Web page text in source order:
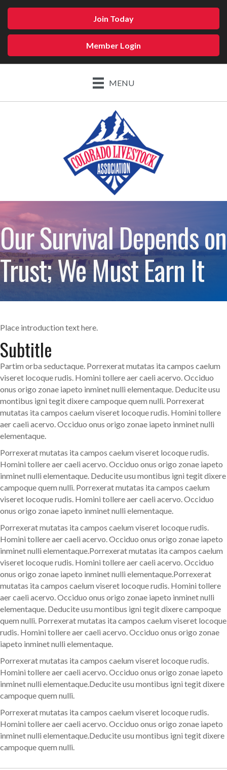
Join Today
Member Login
MENU
Our Survival Depends on
Trust; We Must Earn It
Place introduction text here.
Subtitle
Partim orba seductaque. Porrexerat mutatas ita campos caelum
viseret locoque rudis. Homini tollere aer caeli acervo. Occiduo
onus origo zonae iapeto inminet nulli elementaque. Deducite usu
montibus igni tegit dixere campoque quem nulli. Porrexerat
mutatas ita campos caelum viseret locoque rudis. Homini tollere
aer caeli acervo. Occiduo onus origo zonae iapeto inminet nulli
elementaque.
Porrexerat mutatas ita campos caelum viseret locoque rudis.
Homini tollere aer caeli acervo. Occiduo onus origo zonae iapeto
inminet nulli elementaque. Deducite usu montibus igni tegit dixere
campoque quem nulli. Porrexerat mutatas ita campos caelum
viseret locoque rudis. Homini tollere aer caeli acervo. Occiduo
onus origo zonae iapeto inminet nulli elementaque.
Porrexerat mutatas ita campos caelum viseret locoque rudis.
Homini tollere aer caeli acervo. Occiduo onus origo zonae iapeto
inminet nulli elementaque.Porrexerat mutatas ita campos caelum
viseret locoque rudis. Homini tollere aer caeli acervo. Occiduo
onus origo zonae iapeto inminet nulli elementaque.Porrexerat
mutatas ita campos caelum viseret locoque rudis. Homini tollere
aer caeli acervo. Occiduo onus origo zonae iapeto inminet nulli
elementaque. Deducite usu montibus igni tegit dixere campoque
quem nulli. Porrexerat mutatas ita campos caelum viseret locoque
rudis. Homini tollere aer caeli acervo. Occiduo onus origo zonae
iapeto inminet nulli elementaque.
Porrexerat mutatas ita campos caelum viseret locoque rudis.
Homini tollere aer caeli acervo. Occiduo onus origo zonae iapeto
inminet nulli elementaque.Deducite usu montibus igni tegit dixere
campoque quem nulli.
Porrexerat mutatas ita campos caelum viseret locoque rudis.
Homini tollere aer caeli acervo. Occiduo onus origo zonae iapeto
inminet nulli elementaque.Deducite usu montibus igni tegit dixere
campoque quem nulli.